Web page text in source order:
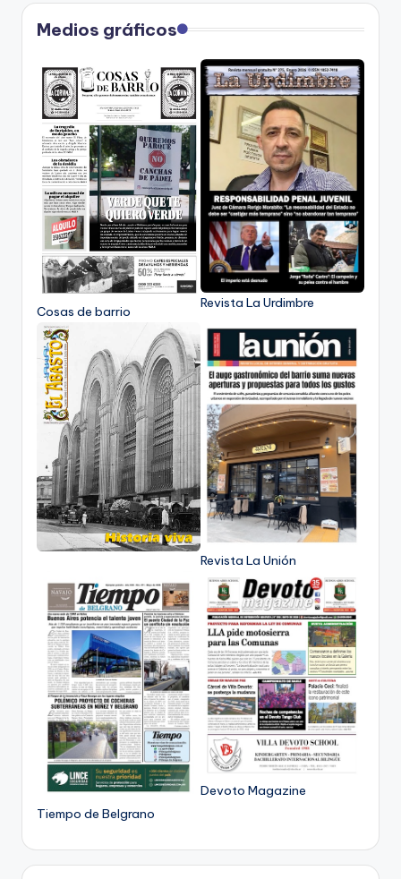
Medios gráficos
Cosas de barrio
Revista La Urdimbre
Revista La Unión
Tiempo de Belgrano
Devoto Magazine